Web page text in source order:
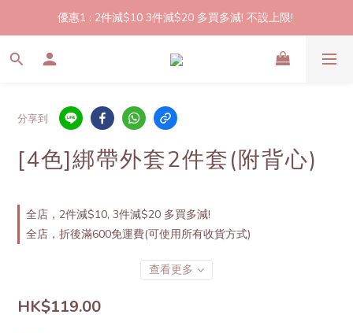
2件起包郵!(反應良好優惠期延長🎉!shop now!)
優惠1 : 2件減$10 3件減$20 多買多減! 不設上限!
優惠2: 立即登記做會員即送$20購物金,買滿$300即可使用!
分享到
[4色]綁帶外套2件套(附背心)
全店，2件減$10, 3件減$20 多買多減!
全店，折後滿600免運費(可使用所有收貨方式)
查看更多
HK$119.00